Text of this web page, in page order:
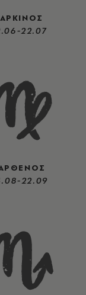
22.07
22.09